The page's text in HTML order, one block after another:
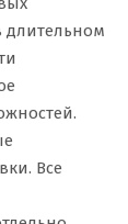
длительном
Все